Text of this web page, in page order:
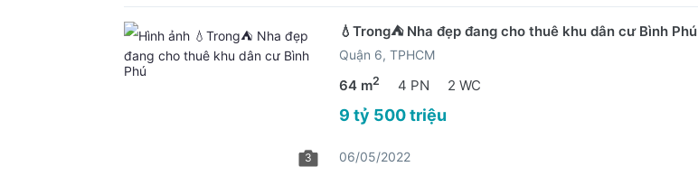
3
💧Trong⛺️ Nha đẹp đang cho thuê khu dân cư Bình Phú
Quận 6, TPHCM
64 m2 4 PN 2 WC
9 tỷ 500 triệu
06/05/2022